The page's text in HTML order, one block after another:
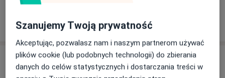
W jaki sposób ustalane są ceny?
Specjaliści
Szanujemy Twoją prywatność
Akceptując, pozwalasz nam i naszym partnerom używać
plików cookie (lub podobnych technologii) do zbierania
danych do celów statystycznych i dostarczania treści w